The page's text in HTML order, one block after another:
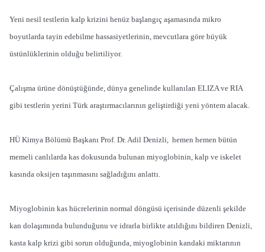
Yeni nesil testlerin kalp krizini henüz başlangıç aşamasında mikro
boyutlarda tayin edebilme hassasiyetlerinin, mevcutlara göre büyük
üstünlüklerinin olduğu belirtiliyor.
Çalışma ürüne dönüştüğünde, dünya genelinde kullanılan ELIZA ve RIA
gibi testlerin yerini Türk araştırmacılarının geliştirdiği yeni yöntem alacak.
HÜ Kimya Bölümü Başkanı Prof. Dr. Adil Denizli, hemen hemen bütün
memeli canlılarda kas dokusunda bulunan miyoglobinin, kalp ve iskelet
kasında oksijen taşınmasını sağladığını anlattı.
Miyoglobinin kas hücrelerinin normal döngüsü içerisinde düzenli şekilde
kan dolaşımında bulunduğunu ve idrarla birlikte atıldığını bildiren Denizli,
kasta kalp krizi gibi sorun olduğunda, miyoglobinin kandaki miktarının